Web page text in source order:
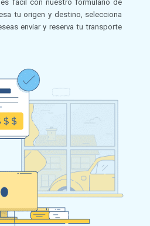
fácil con nuestro formulario de
tu origen y destino, selecciona
enviar y reserva tu transporte